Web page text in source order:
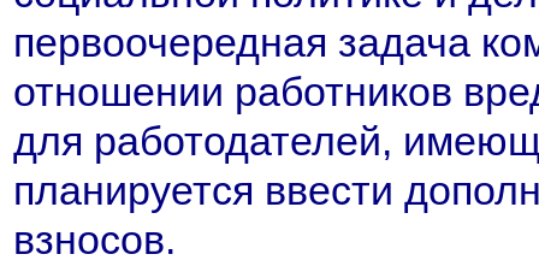
первоочередная задача
отношении работников
для работодателей,
планируется ввести
взносов.